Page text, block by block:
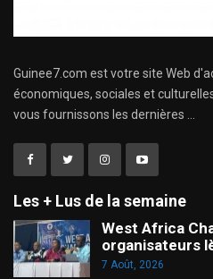
Guinee7.com est votre site Web
économiques, sociales et
vous fournissons les dernières ...
Les + Lus de la semaine
West Africa
organisateurs
7 Août, 2026